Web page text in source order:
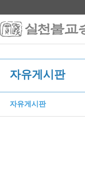
자유게시판
자유게시판